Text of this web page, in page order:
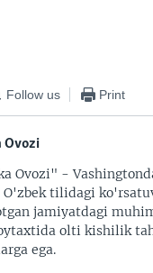
Follow us Print
Ovozi
Ovozi" -
O'zbek tilidagi
jamiyatdagi
olti kishilik
ega.